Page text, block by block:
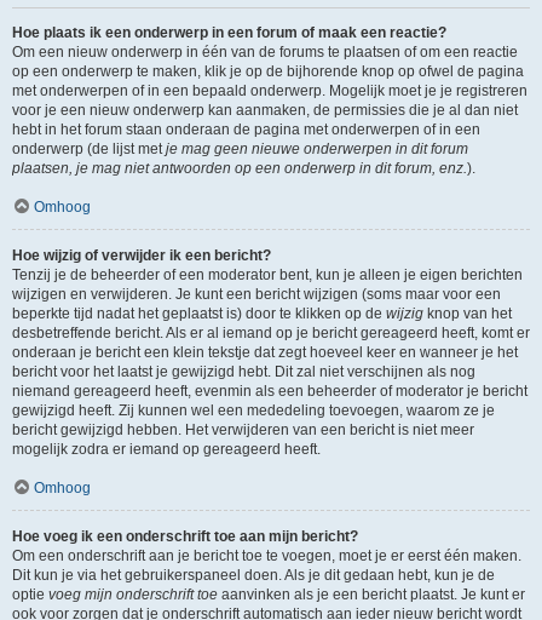
Hoe plaats ik een onderwerp in een forum of maak een reactie?
Om een nieuw onderwerp in één van de forums te plaatsen of om een reactie
op een onderwerp te maken, klik je op de bijhorende knop op ofwel de pagina
met onderwerpen of in een bepaald onderwerp. Mogelijk moet je je registreren
voor je een nieuw onderwerp kan aanmaken, de permissies die je al dan niet
hebt in het forum staan onderaan de pagina met onderwerpen of in een
onderwerp (de lijst metje mag geen nieuwe onderwerpen in dit forum
plaatsen, je mag niet antwoorden op een onderwerp in dit forum, enz.).
Omhoog
Hoe wijzig of verwijder ik een bericht?
Tenzij je de beheerder of een moderator bent, kun je alleen je eigen berichten
wijzigen en verwijderen. Je kunt een bericht wijzigen (soms maar voor een
beperkte tijd nadat het geplaatst is) door te klikken op de wijzig knop van het
desbetreffende bericht. Als er al iemand op je bericht gereageerd heeft, komt er
onderaan je bericht een klein tekstje dat zegt hoeveel keer en wanneer je het
bericht voor het laatst je gewijzigd hebt. Dit zal niet verschijnen als nog
niemand gereageerd heeft, evenmin als een beheerder of moderator je bericht
gewijzigd heeft. Zij kunnen wel een mededeling toevoegen, waarom ze je
bericht gewijzigd hebben. Het verwijderen van een bericht is niet meer
mogelijk zodra er iemand op gereageerd heeft.
Omhoog
Hoe voeg ik een onderschrift toe aan mijn bericht?
Om een onderschrift aan je bericht toe te voegen, moet je er eerst één maken.
Dit kun je via het gebruikerspaneel doen. Als je dit gedaan hebt, kun je de
optie voeg mijn onderschrift toe aanvinken als je een bericht plaatst. Je kunt er
ook voor zorgen dat je onderschrift automatisch aan ieder nieuw bericht wordt